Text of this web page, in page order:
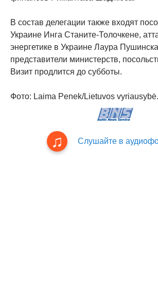
В состав делегации также входят
Украине Инга Станите-Толочкене,
энергетике в Украине Лаура
представители министерств,
Визит продлится до субботы.
Фото: Laima Penek/Lietuvos vyriausybė.
Слушайте в